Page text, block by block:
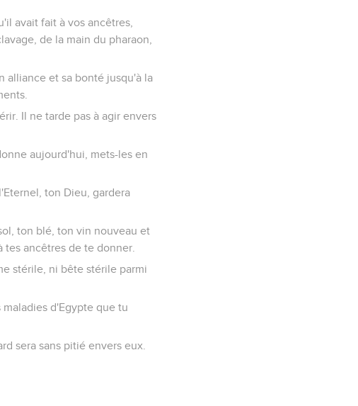
avait fait à vos ancêtres,
de la main du pharaon,
alliance et sa bonté jusqu'à la
Il ne tarde pas à agir envers
aujourd'hui, mets-les en
ton Dieu, gardera
ton blé, ton vin nouveau et
ancêtres de te donner.
stérile, ni bête stérile parmi
d'Egypte que tu
sera sans pitié envers eux.